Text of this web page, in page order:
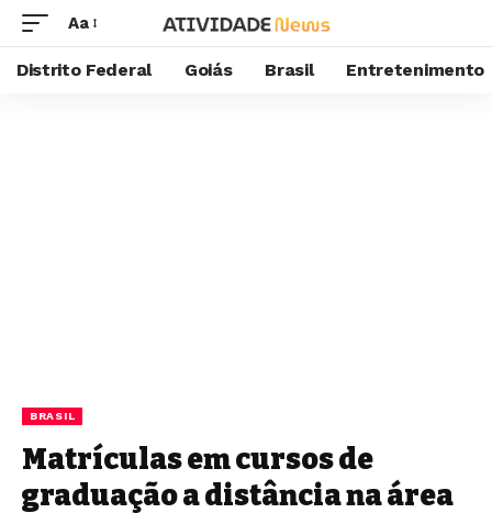
Aa
Distrito Federal Goiás Brasil Entretenimento
BRASIL
Matrículas em cursos de
graduação a distância na área